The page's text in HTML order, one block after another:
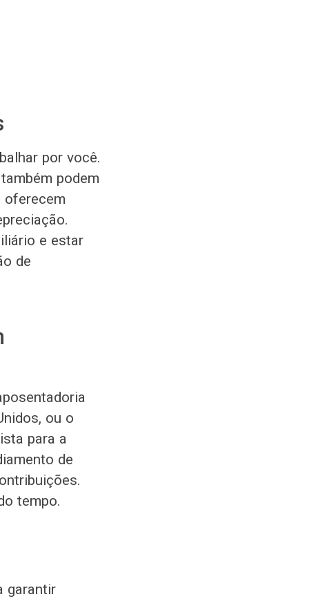
por você.
podem
oferecem
e estar
de
ou o
para a
de
tempo.
garantir